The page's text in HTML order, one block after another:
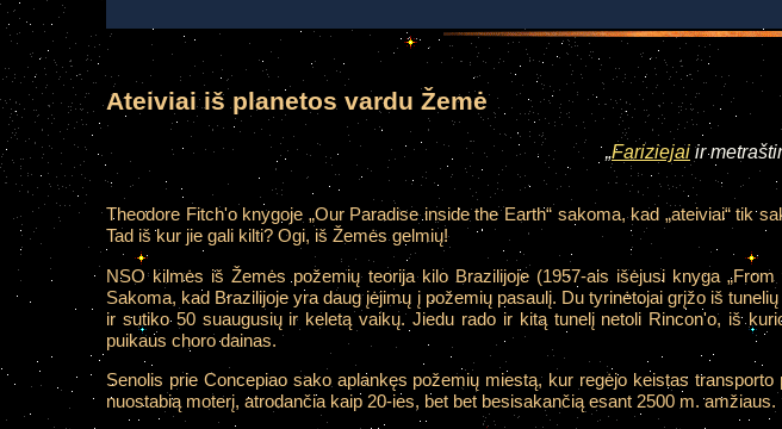
Ateiviai iš planetos vardu Žemė
„Fariziejai ir
Theodore Fitch'o knygoje „Our Paradise inside the Earth“ sakoma, kad „ateiviai“ tik
Tad iš kur jie gali kilti? Ogi, iš Žemės gelmių!
NSO kilmės iš Žemės požemių teorija kilo Brazilijoje (1957-ais išėjusi knyga
Sakoma, kad Brazilijoje yra daug įėjimų į požemių pasaulį. Du tyrinėtojai grįžo iš
ir sutiko 50 suaugusių ir keletą vaikų. Jiedu rado ir kitą tunelį netoli Rincon'o, iš
puikaus choro dainas.
Senolis prie Concepiao sako aplankęs požemių miestą, kur regėjo keistas
nuostabią moterį, atrodančia kaip 20-ies, bet bet besisakančią esant 2500 m. amžiaus.